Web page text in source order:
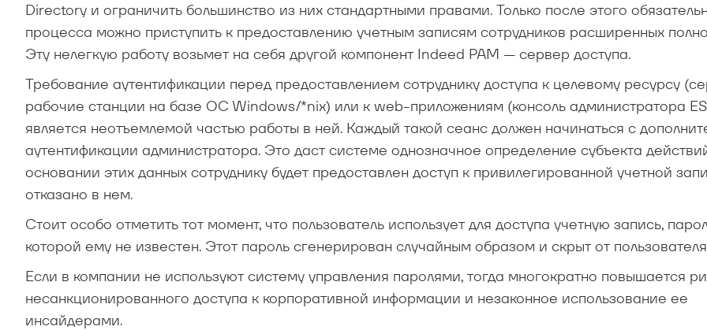
Directory и ограничить большинство из них стандартными правами. Только после этого
процесса можно приступить к предоставлению учетным записям сотрудников расширенных
Эту нелегкую работу возьмет на себя другой компонент Indeed PAM — сервер доступа.
Требование аутентификации перед предоставлением сотруднику доступа к целевому ресурсу
рабочие станции на базе ОС Windows/*nix) или к web-приложениям (консоль администратора
является неотъемлемой частью работы в ней. Каждый такой сеанс должен начинаться с
аутентификации администратора. Это даст системе однозначное определение субъекта
основании этих данных сотруднику будет предоставлен доступ к привилегированной учетной
отказано в нем.
Стоит особо отметить тот момент, что пользователь использует для доступа учетную запись,
которой ему не известен. Этот пароль сгенерирован случайным образом и скрыт от
Если в компании не используют систему управления паролями, тогда многократно повышается
несанкционированного доступа к корпоративной информации и незаконное использование ее
инсайдерами.